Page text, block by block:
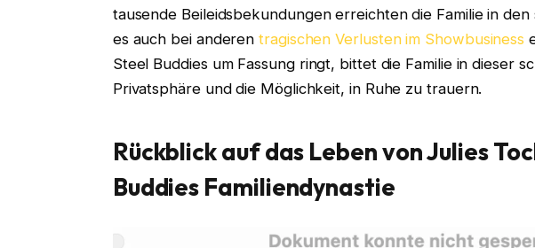
tausende Beileidsbekundungen erreichten die Familie in
es auch bei anderentragischen Verlusten im Showbusiness
Steel Buddies um Fassung ringt, bittet die Familie in dieser
Privatsphäre und die Möglichkeit, in Ruhe zu trauern.
Rückblick auf das Leben von Julies
Buddies Familiendynastie